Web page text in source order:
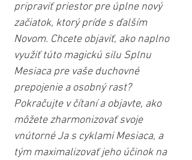
pripraviť priestor pre úplne nový
začiatok, ktorý príde s ďalším
Novom. Chcete objaviť, ako naplno
využiť túto magickú silu Splnu
Mesiaca pre vaše duchovné
prepojenie a osobný rast?
Pokračujte v čítaní a objavte, ako
môžete zharmonizovať svoje
vnútorné Ja s cyklami Mesiaca, a
tým maximalizovať jeho účinok na